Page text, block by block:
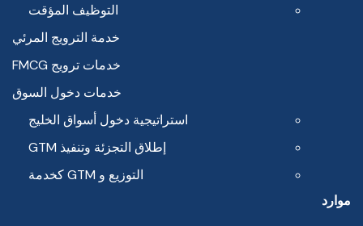
التوظيف المؤقت
خدمة الترويج المرئي
خدمات ترويج FMCG
خدمات دخول السوق
استراتيجية دخول أسواق الخليج
إطلاق التجزئة وتنفيذ GTM
التوزيع و GTM كخدمة
موارد